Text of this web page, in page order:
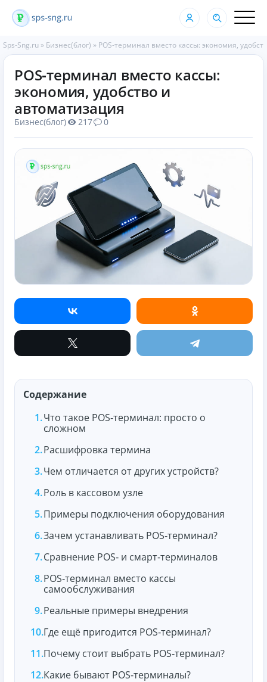
Sps-Sng.ru » Бизнес(блог) » POS‑терминал вместо кассы: экономия,
POS‑терминал вместо кассы:
экономия, удобство и
автоматизация
Бизнес(блог) 217 0
Содержание
Что такое POS‑терминал: просто о
сложном
Расшифровка термина
Чем отличается от других устройств?
Роль в кассовом узле
Примеры подключения оборудования
Зачем устанавливать POS‑терминал?
Сравнение POS‑ и смарт‑терминалов
POS‑терминал вместо кассы
самообслуживания
Реальные примеры внедрения
Где ещё пригодится POS‑терминал?
Почему стоит выбрать POS‑терминал?
Какие бывают POS‑терминалы?